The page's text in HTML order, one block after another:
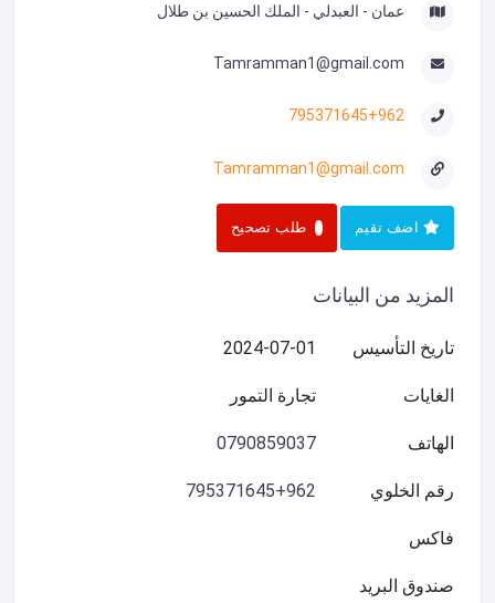
عمان - العبدلي - الملك الحسين بن طلال
Tamramman1@gmail.com
اضف تقيم طلب تصحيح
المزيد من البيانات
تاريخ التأسيس 2024-07-01
الغايات تجارة التمور
الهاتف 0790859037
رقم الخلوي 795371645+962
فاكس
صندوق البريد